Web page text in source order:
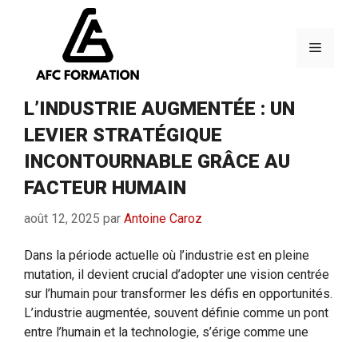
Menu
L’INDUSTRIE AUGMENTÉE : UN
LEVIER STRATÉGIQUE
INCONTOURNABLE GRÂCE AU
FACTEUR HUMAIN
août 12, 2025 par Antoine Caroz
Dans la période actuelle où l’industrie est en pleine
mutation, il devient crucial d’adopter une vision centrée
sur l’humain pour transformer les défis en opportunités.
L’industrie augmentée, souvent définie comme un pont
entre l’humain et la technologie, s’érige comme une